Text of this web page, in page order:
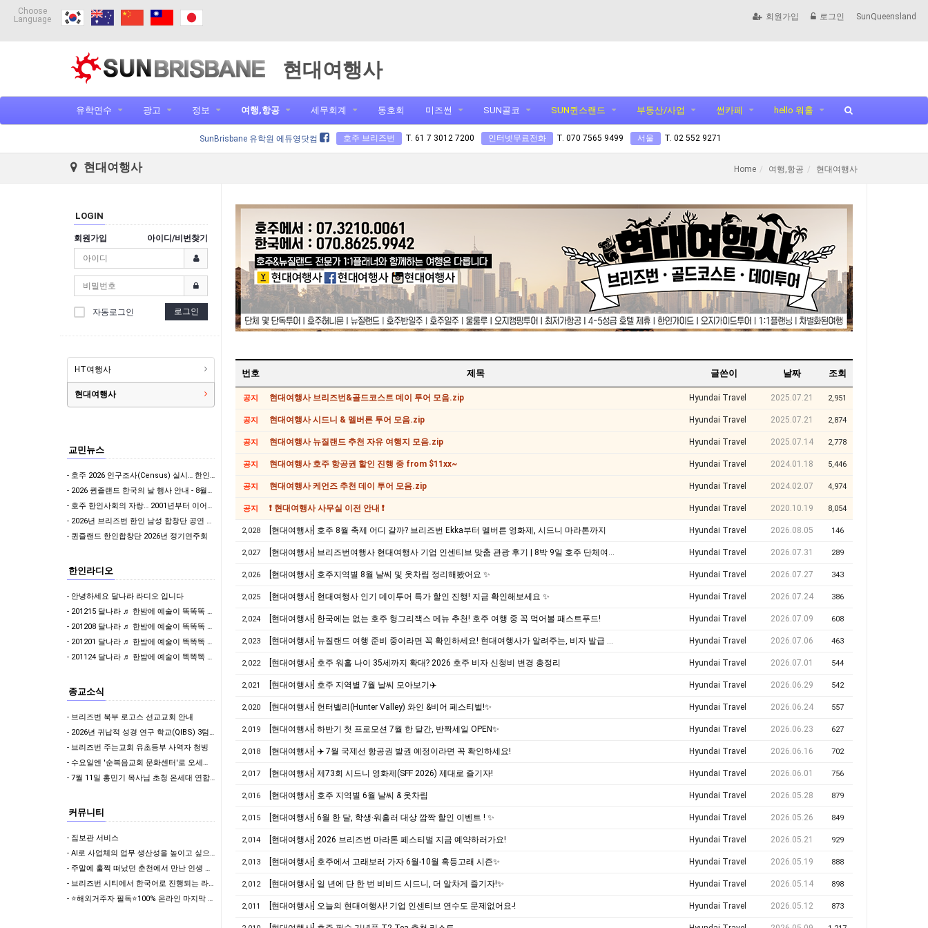
Choose
Language
회원가입 로그인 SunQueensland
현대여행사
유학연수 광고 정보 여행,항공 세무회계 동호회 미즈썬 SUN골코 SUN퀸스랜드 부동산/사업 썬카페 hello 워홀
SunBrisbane 유학원 에듀영닷컴 호주 브리즈번 T. 61 7 3012 7200 인터넷무료전화 T. 070 7565 9499 서울 T. 02 552 9271
현대여행사 Home 여행,항공 현대여행사
LOGIN
회원가입 아이디/비번찾기
자동로그인 로그인
HT여행사
현대여행사
교민뉴스
- 호주 2026 인구조사(Census) 실시… 한인사회도 적극 참여해야
- 2026 퀸즐랜드 한국의 날 행사 안내 - 8월22일 토요일/브리즈번 King George…
- 호주 한인사회의 자랑… 2001년부터 이어진 태권도 봉사, 대한민국 경찰의 감사로 이어지다
- 2026년 브리즈번 한인 남성 합창단 공연 여러분들을 초대합니다.
- 퀸즐랜드 한인합창단 2026년 정기연주회
한인라디오
- 안녕하세요 달나라 라디오 입니다
- 201215 달나라 ♬ 한밤에 예술이 똑똑똑 & 나윤제 변호사의 밝은세상
- 201208 달나라 ♬ 한밤에 예술이 똑똑똑 & 걸어서 와인속으로
- 201201 달나라 ♬ 한밤에 예술이 똑똑똑 & 이어폰 한쪽만 빌려줄래?
- 201124 달나라 ♬ 한밤에 예술이 똑똑똑 & 이어폰 한쪽만 빌려줄래?
종교소식
- 브리즈번 북부 로고스 선교교회 안내
- 2026년 귀납적 성경 연구 학교(QIBS) 3텀 학생 모집
- 브리즈번 주는교회 유초등부 사역자 청빙
- 수요일엔 '순복음교회 문화센터'로 오세요^^
- 7월 11일 홍민기 목사님 초청 온세대 연합집회 안내
커뮤니티
- 짐보관 서비스
- AI로 사업체의 업무 생산성을 높이고 싶으신가요?
- 주말에 훌쩍 떠났던 춘천에서 만난 인생 첫 웨이크서핑의 매력
- 브리즈번 시티에서 한국어로 진행되는 라떼아트 클래스, 8/29(토)에 열립니다
- ⭐해외거주자 필독⭐100% 온라인 마지막 한국어교원 2급 추가모집 (~8/2)
번호 제목 글쓴이 날짜 조회
공지 현대여행사 브리즈번&골드코스트 데이 투어 모음.zip Hyundai Travel 2025.07.21 2,951
공지 현대여행사 시드니 & 멜버른 투어 모음.zip Hyundai Travel 2025.07.21 2,874
공지 현대여행사 뉴질랜드 추천 자유 여행지 모음.zip Hyundai Travel 2025.07.14 2,778
공지 현대여행사 호주 항공권 할인 진행 중 from $11xx~ Hyundai Travel 2024.01.18 5,446
공지 현대여행사 케언즈 추천 데이 투어 모음.zip Hyundai Travel 2024.02.07 4,974
공지 ❗ 현대여행사 사무실 이전 안내 ❗ Hyundai Travel 2020.10.19 8,054
2,028 [현대여행사] 호주 8월 축제 어디 갈까? 브리즈번 Ekka부터 멜버른 영화제, 시드니 마라톤까지 Hyundai Travel 2026.08.05 146
2,027 [현대여행사] 브리즈번여행사 현대여행사 기업 인센티브 맞춤 관광 후기 | 8박 9일 호주 단체여행 Hyundai Travel 2026.07.31 289
2,026 [현대여행사] 호주지역별 8월 날씨 및 옷차림 정리해봤어요 ✨ Hyundai Travel 2026.07.27 343
2,025 [현대여행사] 현대여행사 인기 데이투어 특가 할인 진행! 지금 확인해보세요 ✨ Hyundai Travel 2026.07.24 386
2,024 [현대여행사] 한국에는 없는 호주 헝그리잭스 메뉴 추천! 호주 여행 중 꼭 먹어볼 패스트푸드! Hyundai Travel 2026.07.09 608
2,023 [현대여행사] 뉴질랜드 여행 준비 중이라면 꼭 확인하세요! 현대여행사가 알려주는, 비자 발급 방법 Hyundai Travel 2026.07.06 463
2,022 [현대여행사] 호주 워홀 나이 35세까지 확대? 2026 호주 비자 신청비 변경 총정리 Hyundai Travel 2026.07.01 544
2,021 [현대여행사] 호주 지역별 7월 날씨 모아보기✈️ Hyundai Travel 2026.06.29 542
2,020 [현대여행사] 헌터밸리(Hunter Valley) 와인 &비어 페스티벌!✨ Hyundai Travel 2026.06.24 557
2,019 [현대여행사] 하반기 첫 프로모션 7월 한 달간, 반짝세일 OPEN✨ Hyundai Travel 2026.06.23 627
2,018 [현대여행사] ✈️ 7월 국제선 항공권 발권 예정이라면 꼭 확인하세요! Hyundai Travel 2026.06.16 702
2,017 [현대여행사] 제73회 시드니 영화제(SFF 2026) 제대로 즐기자! Hyundai Travel 2026.06.01 756
2,016 [현대여행사] 호주 지역별 6월 날씨 & 옷차림 Hyundai Travel 2026.05.28 879
2,015 [현대여행사] 6월 한 달, 학생·워홀러 대상 깜짝 할인 이벤트 ! ✨ Hyundai Travel 2026.05.26 849
2,014 [현대여행사] 2026 브리즈번 마라톤 페스티벌 지금 예약하러가요! Hyundai Travel 2026.05.21 929
2,013 [현대여행사] 호주에서 고래보러 가자 6월-10월 혹등고래 시즌✨ Hyundai Travel 2026.05.19 888
2,012 [현대여행사] 일 년에 단 한 번 비비드 시드니, 더 알차게 즐기자!✨ Hyundai Travel 2026.05.14 898
2,011 [현대여행사] 오늘의 현대여행사! 기업 인센티브 연수도 문제없어요-! Hyundai Travel 2026.05.12 873